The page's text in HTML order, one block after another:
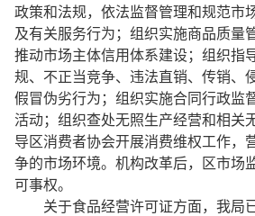
政策和法规，依法监督管理和规范市
及有关服务行为；组织实施商品质量
推动市场主体信用体系建设；组织指
规、不正当竞争、违法直销、传销、
假冒伪劣行为；组织实施合同行政监
活动；组织查处无照生产经营和相关
导区消费者协会开展消费维权工作，
争的市场环境。机构改革后，区市场
可事权。
关于食品经营许可证方面，我局